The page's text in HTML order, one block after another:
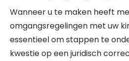
Wanneer u te maken heeft
omgangsregelingen met uw
essentieel om stappen te
kwestie op een juridisch